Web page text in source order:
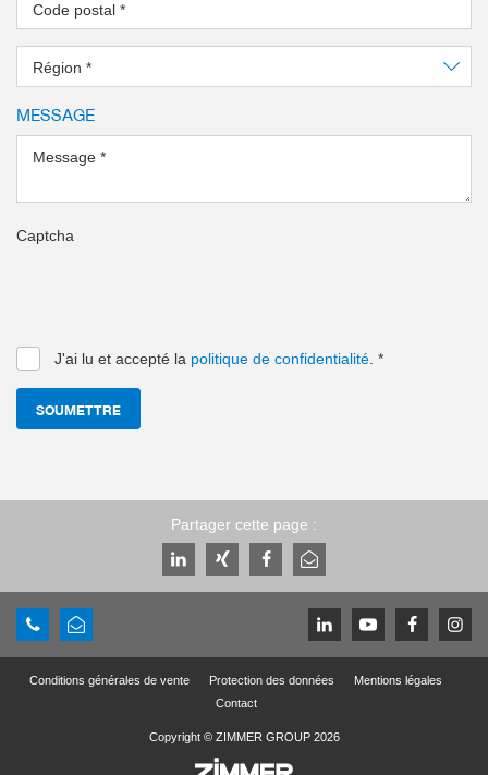
Code postal *
Région *
MESSAGE
Message *
Captcha
J'ai lu et accepté la politique de confidentialité *
SOUMETTRE
Partager cette page :
Conditions générales de vente Protection des données
Mentions légales
Contact
Copyright © ZIMMER GROUP 2026